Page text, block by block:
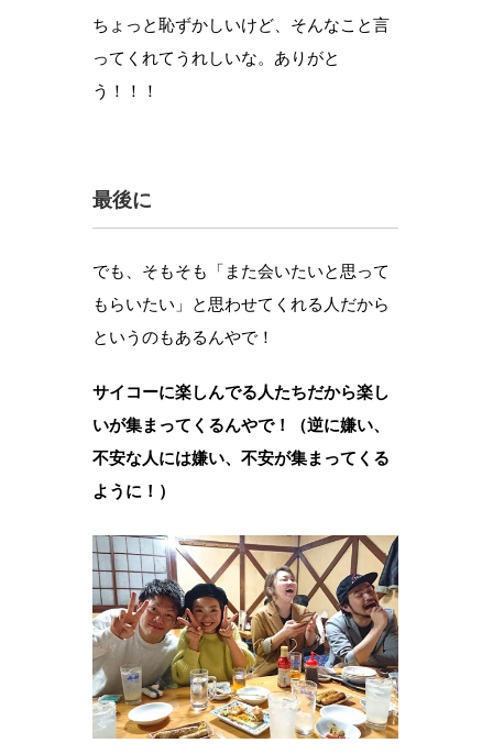
ちょっと恥ずかしいけど、そんなこと言
ってくれてうれしいな。ありがと
う！！！
最後に
でも、そもそも「また会いたいと思って
もらいたい」と思わせてくれる人だから
というのもあるんやで！
サイコーに楽しんでる人たちだから楽し
いが集まってくるんやで！（逆に嫌い、
不安な人には嫌い、不安が集まってくる
ように！）